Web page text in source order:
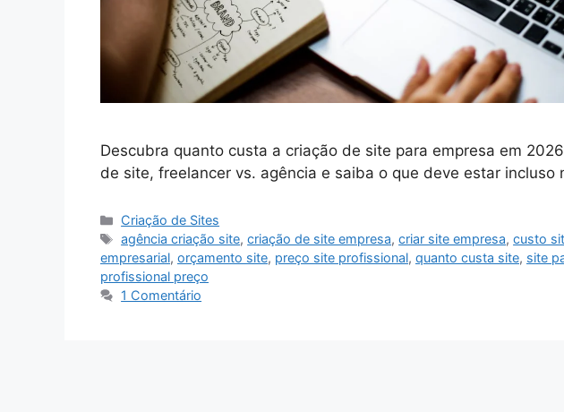
Descubra quanto custa a criação de site para empresa em
de site, freelancer vs. agência e saiba o que deve estar incluso
Categorias
Criação de Sites
Tags
agência criação site,criação de site empresa,criar site empresa,custo
empresarial, orçamento site, preço site profissional, quanto custa site, site
profissional preço
1 Comentário